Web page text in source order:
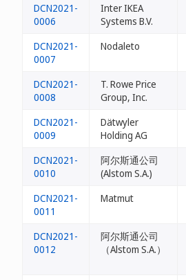
DCN2021-
0006
Inter IKEA
Systems B.V.
DCN2021-
0007
Nodaleto
DCN2021-
0008
T. Rowe Price
Group, Inc.
DCN2021-
0009
Dätwyler
Holding AG
DCN2021-
0010
阿尔斯通公司
(Alstom S.A.)
DCN2021-
0011
Matmut
DCN2021-
0012
阿尔斯通公司
（Alstom S.A.）